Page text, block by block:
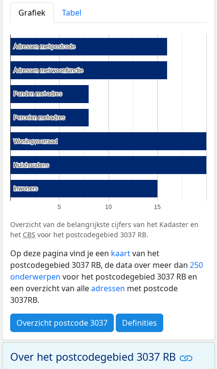
Grafiek
Tabel
5 10 15
Adressen met postcode
Adressen met postcode
Adressen met woonfunctie
Adressen met woonfunctie
Panden met adres
Panden met adres
Percelen met adres
Percelen met adres
Woningvoorraad
Woningvoorraad
Huishoudens
Huishoudens
Inwoners
Inwoners
Overzicht van de belangrijkste cijfers van het Kadaster en
het CBS voor het postcodegebied 3037 RB.
Op deze pagina vind je een kaartvan het
postcodegebied 3037 RB, de data over meer dan 250
onderwerpen voor het postcodegebied 3037 RB en
een overzicht van alleadressen met postcode
3037RB.
Overzicht postcode 3037 Definities
Over het postcodegebied 3037 RB